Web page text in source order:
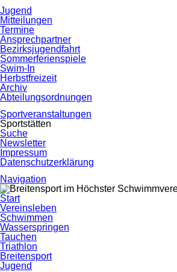
Jugend
Mitteilungen
Termine
Ansprechpartner
Bezirksjugendfahrt
Sommerferienspiele
Swim-In
Herbstfreizeit
Archiv
Abteilungsordnungen
Sportveranstaltungen
Sportstätten
Suche
Newsletter
Impressum
Datenschutzerklärung
Navigation
Navigation
überspringen
Start
Vereinsleben
Schwimmen
Wasserspringen
Tauchen
Triathlon
Breitensport
Jugend